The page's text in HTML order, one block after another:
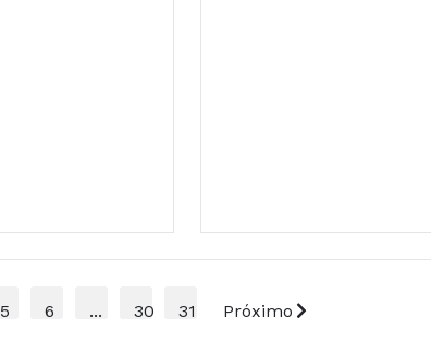
5 6 ... 30 31 Próximo